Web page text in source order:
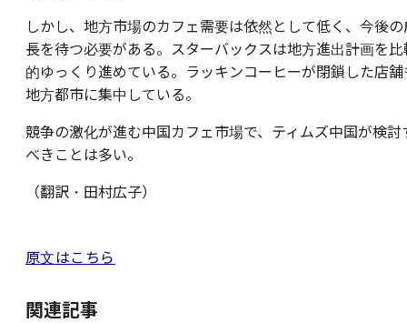
しかし、地方市場のカフェ需要は依然として低く、今後の
長を待つ必要がある。スターバックスは地方進出計画を比
的ゆっくり進めている。ラッキンコーヒーが閉鎖した店舗
地方都市に集中している。
競争の激化が進む中国カフェ市場で、ティムズ中国が検討
べきことは多い。
（翻訳・田村広子）
原文はこちら
関連記事